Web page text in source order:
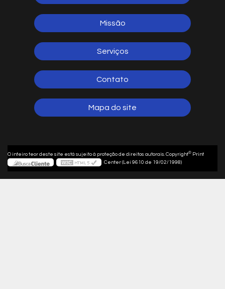
Missão
Serviços
Contato
Mapa do site
O inteiro teor deste site está sujeito à proteção de direitos autorais. Copyright© Print
Center (Lei 9610 de 19/02/1998)